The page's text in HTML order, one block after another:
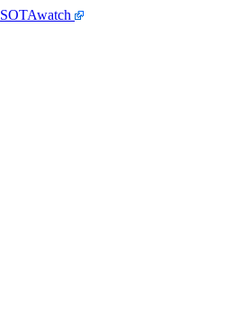
SOTAwatch